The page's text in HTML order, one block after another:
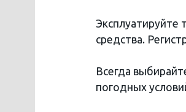
Эксплуатируйте
средства.
Всегда
погодных